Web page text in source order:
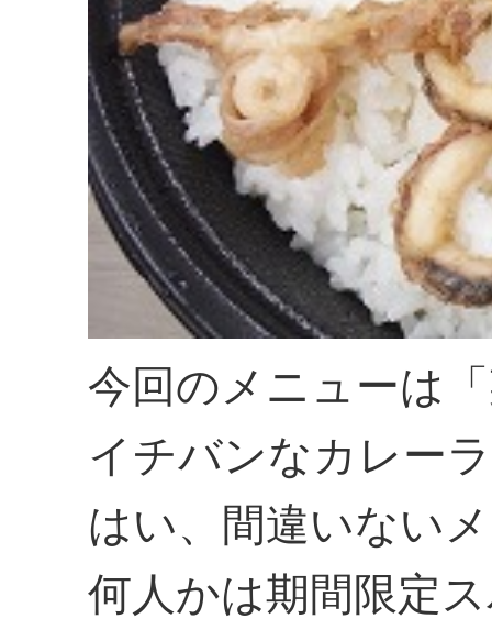
今回のメニューは
イチバンなカレー
はい、間違いない
何人かは期間限定